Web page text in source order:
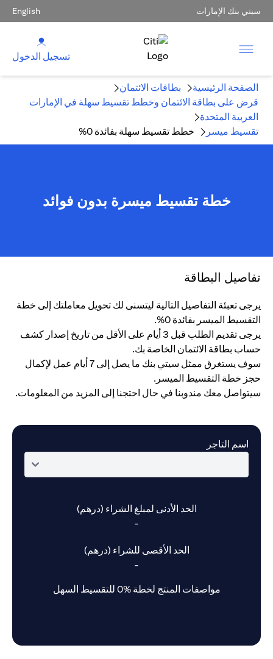
سيتي بنك الإمارات English
تسجيل الدخول
الصفحة الرئيسية
بطاقات الائتمان
قرض على بطاقة الائتمان وخطط تقسيط سهلة في الإمارات
العربية المتحدة
تقسيط ميسر
خطط تقسيط سهلة بفائدة 0%
خطة تقسيط ميسرة بدون فوائد
تفاصيل البطاقة
يرجى تعبئة التفاصيل التالية ليتسنى لك تحويل معاملتك إلى خطة
التقسيط الميسر بفائدة 0%.
يرجى تقديم الطلب قبل 3 أيام على الأقل من تاريخ إصدار كشف
حساب بطاقة الائتمان الخاصة بك.
سوف يستغرق ممثل سيتي بنك ما يصل إلى 7 أيام عمل لإكمال
حجز خطة التقسيط الميسر.
سيتواصل معك مندوبنا في حال احتجنا إلى المزيد من المعلومات.
اسم التاجر
الحد الأدنى لمبلغ الشراء (درهم)
-
الحد الأقصى للشراء (درهم)
-
مواصفات المنتج لخطة %0 للتقسيط السهل